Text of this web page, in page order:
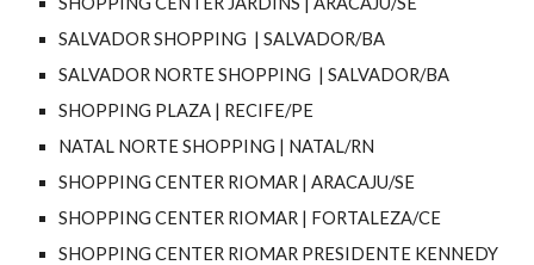
SALVADOR SHOPPING | SALVADOR/BA
SALVADOR NORTE SHOPPING | SALVADOR/BA
SHOPPING PLAZA | RECIFE/PE
NATAL NORTE SHOPPING | NATAL/RN
SHOPPING CENTER RIOMAR | ARACAJU/SE
SHOPPING CENTER RIOMAR | FORTALEZA/CE
SHOPPING CENTER RIOMAR PRESIDENTE KENNEDY